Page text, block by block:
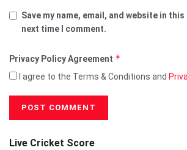
Save my name, email, and website in
next time I comment.
Privacy Policy Agreement *
I agree to the Terms & Conditions and
Live Cricket Score